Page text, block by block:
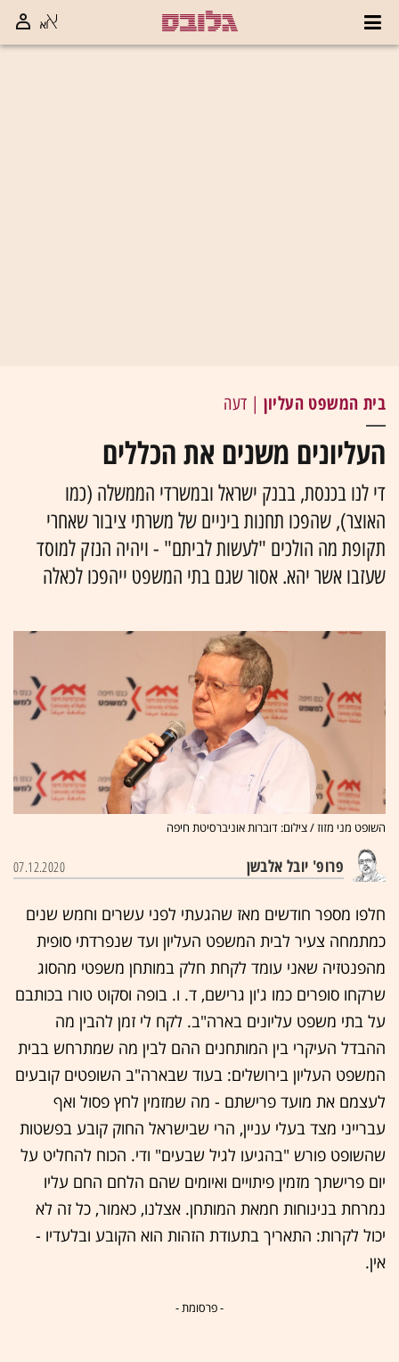
בית המשפט העליון | דעה
העליונים משנים את הכללים
די לנו בכנסת, בבנק ישראל ובמשרדי הממשלה (כמו
האוצר), שהפכו תחנות ביניים של משרתי ציבור שאחרי
תקופת מה הולכים "לעשות לביתם" - ויהיה הנזק למוסד
שעזבו אשר יהא. אסור שגם בתי המשפט ייהפכו לכאלה
השופט מני מזוז / צילום: דוברות אוניברסיטת חיפה
פרופ' יובל אלבשן 07.12.2020
חלפו מספר חודשים מאז שהגעתי לפני עשרים וחמש שנים
כמתמחה צעיר לבית המשפט העליון ועד שנפרדתי סופית
מהפנטזיה שאני עומד לקחת חלק במותחן משפטי מהסוג
שרקחו סופרים כמו ג'ון גרישם, ד. ו. בופה וסקוט טורו בכותבם
על בתי משפט עליונים בארה"ב. לקח לי זמן להבין מה
ההבדל העיקרי בין המותחנים ההם לבין מה שמתרחש בבית
המשפט העליון בירושלים: בעוד שבארה"ב השופטים קובעים
לעצמם את מועד פרישתם - מה שמזמין לחץ פסול ואף
עברייני מצד בעלי עניין, הרי שבישראל החוק קובע בפשטות
שהשופט פורש "בהגיעו לגיל שבעים" ודי. הכוח להחליט על
יום פרישתך מזמין פיתויים ואיומים שהם הלחם החם עליו
נמרחת בנינוחות חמאת המותחן. אצלנו, כאמור, כל זה לא
יכול לקרות: התאריך בתעודת הזהות הוא הקובע ובלעדיו -
אין.
- פרסומת -